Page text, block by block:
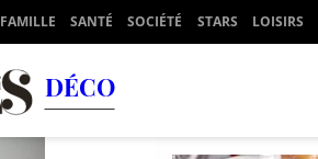
FAMILLE SANTÉ SOCIÉTÉ STARS LOISIRS
DÉCO